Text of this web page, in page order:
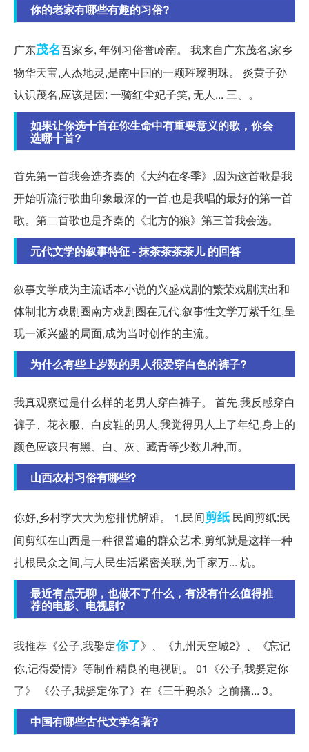
你的老家有哪些有趣的习俗?
广东茂名吾家乡, 年例习俗誉岭南。 我来自广东茂名,家乡
物华天宝,人杰地灵,是南中国的一颗璀璨明珠。 炎黄子孙
认识茂名,应该是因: 一骑红尘妃子笑, 无人... 三、。
如果让你选十首在你生命中有重要意义的歌，你会
选哪十首?
首先第一首我会选齐秦的《大约在冬季》,因为这首歌是我
开始听流行歌曲印象最深的一首,也是我唱的最好的第一首
歌。第二首歌也是齐秦的《北方的狼》第三首我会选。
元代文学的叙事特征 - 抹茶茶茶茶儿 的回答
叙事文学成为主流话本小说的兴盛戏剧的繁荣戏剧演出和
体制北方戏剧圈南方戏剧圈在元代,叙事性文学万紫千红,呈
现一派兴盛的局面,成为当时创作的主流。
为什么有些上岁数的男人很爱穿白色的裤子?
我真观察过是什么样的老男人穿白裤子。 首先,我反感穿白
裤子、花衣服、白皮鞋的男人,我觉得男人上了年纪,身上的
颜色应该只有黑、白、灰、藏青等少数几种,而。
山西农村习俗有哪些?
你好,乡村李大大为您排忧解难。 1.民间剪纸 民间剪纸:民
间剪纸在山西是一种很普遍的群众艺术,剪纸就是这样一种
扎根民众之间,与人民生活紧密关联,为千家万... 炕。
最近有点无聊，也做不了什么，有没有什么值得推
荐的电影、电视剧?
我推荐《公子,我娶定你了》、《九州天空城2》、《忘记
你,记得爱情》等制作精良的电视剧。 01《公子,我娶定你
了》 《公子,我娶定你了》在《三千鸦杀》之前播... 3。
中国有哪些古代文学名著?